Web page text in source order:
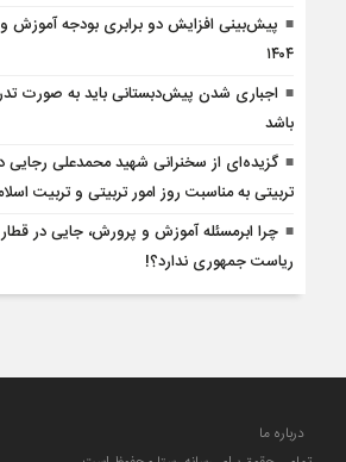
پیش‌بینی افزایش دو برابری بودجه آموزش
۱۴۰۴
اجباری شدن پیش‌دبستانی باید به صورت
باشد
گزیده‌ای از سخنرانی شهید محمدعلی رجایی
تربیتی به مناسبت روز امور تربیتی و تربیت
چرا ابرمسئله آموزش و پرورش، جایی در
ریاست جمهوری ندارد؟!
درباره ما